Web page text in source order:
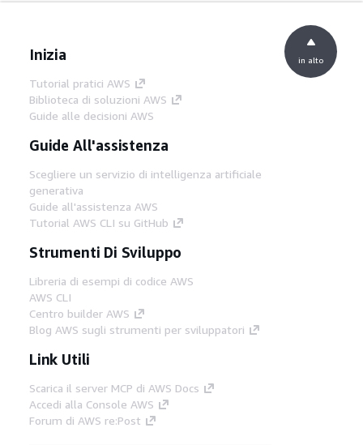
Inizia
Tutorial pratici AWS
Biblioteca di soluzioni AWS
Guide alle decisioni AWS
Guide All'assistenza
Scegliere un servizio di intelligenza artificiale
generativa
Guide all'assistenza AWS
Tutorial AWS CLI su GitHub
Strumenti Di Sviluppo
Libreria di esempi di codice AWS
AWS CLI
Centro builder AWS
Blog AWS sugli strumenti per sviluppatori
Link Utili
Scarica il server MCP di AWS Docs
Accedi alla Console AWS
Forum di AWS re:Post
in alto